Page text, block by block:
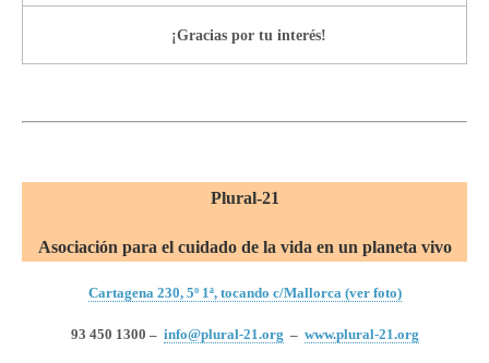
¡Gracias por tu interés!
Plural-21
Asociación para el cuidado de la vida en un planeta vivo
Cartagena 230, 5º 1ª, tocando c/Mallorca (ver foto)
93 450 1300 – info@plural-21.org – www.plural-21.org